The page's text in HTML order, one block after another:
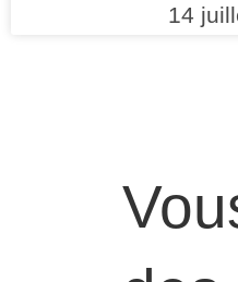
14